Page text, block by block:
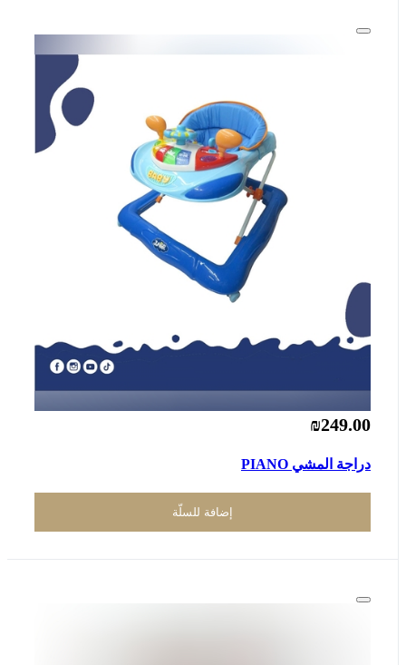
₪249.00
دراجة المشي PIANO
إضافة للسلّة